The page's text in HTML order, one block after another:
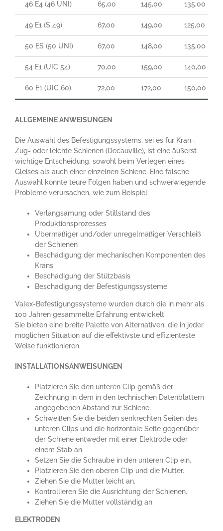
46 E4 (46 UNI) 65,00 145,00 135,00
49 E1 (S 49) 67,00 149,00 125,00
50 ES (50 UNI) 67,00 148,00 135,00
54 E1 (UIC 54) 70,00 159,00 140,00
60 E1 (UIC 60) 72,00 172,00 150,00
ALLGEMEINE ANWEISUNGEN
Die Auswahl des Befestigungssystems, sei es für Kran-,
Zug- oder leichte Schienen (Decauville), ist eine äußerst
wichtige Entscheidung, sowohl beim Verlegen eines
Gleises als auch einer einzelnen Schiene. Eine falsche
Auswahl könnte teure Folgen haben und schwerwiegende
Probleme verursachen, wie zum Beispiel:
Verlangsamung oder Stillstand des
Produktionsprozesses
Übermäßiger und/oder unregelmäßiger Verschleiß
der Schienen
Beschädigung der mechanischen Komponenten des
Krans
Beschädigung der Stützbasis
Beschädigung der Befestigungssysteme
Valex-Befestigungssysteme wurden durch die in mehr als
100 Jahren gesammelte Erfahrung entwickelt.
Sie bieten eine breite Palette von Alternativen, die in jeder
möglichen Situation auf die effektivste und effizienteste
Weise funktionieren.
INSTALLATIONSANWEISUNGEN
Platzieren Sie den unteren Clip gemäß der
Zeichnung in dem in den technischen Datenblättern
angegebenen Abstand zur Schiene.
Schweißen Sie die beiden senkrechten Seiten des
unteren Clips und die horizontale Seite gegenüber
der Schiene entweder mit einer Elektrode oder
einem Stab an.
Setzen Sie die Schraube in den unteren Clip ein.
Platzieren Sie den oberen Clip und die Mutter.
Ziehen Sie die Mutter leicht an.
Kontrollieren Sie die Ausrichtung der Schienen.
Ziehen Sie die Mutter vollständig an.
ELEKTRODEN